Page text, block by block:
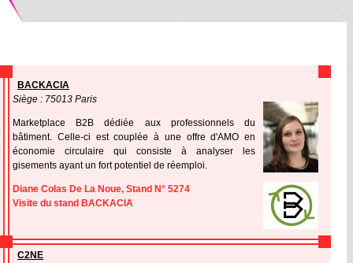
BACKACIA
Siège : 75013 Paris
Marketplace B2B dédiée aux professionnels du
bâtiment. Celle-ci est couplée à une offre d'AMO en
économie circulaire qui consiste à analyser les
gisements ayant un fort potentiel de réemploi.
Diane Colas De La Noue, Stand N° 5274
Visite du stand BACKACIA
C2NE